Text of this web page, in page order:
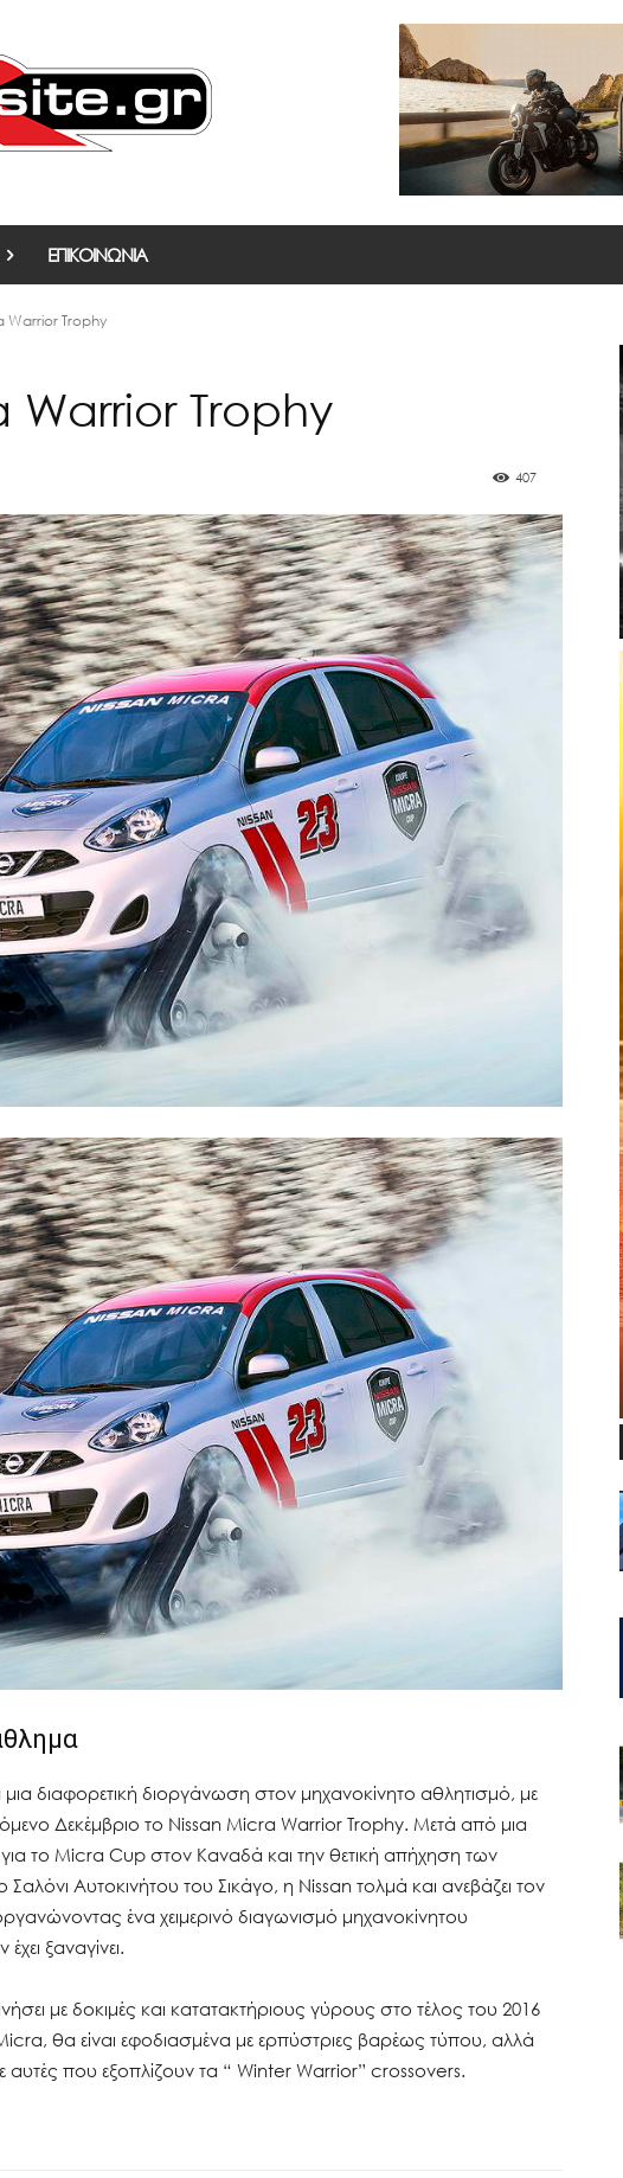
ΕΠΙΚΟΙΝΩΝΙΑ
Warrior Trophy
Warrior Trophy
407
μια διαφορετική διοργάνωση στον μηχανοκίνητο αθλητισμό, με
Δεκέμβριο το Nissan Micra Warrior Trophy. Μετά από μια
για το Micra Cup στον Καναδά και την θετική απήχηση των
Αυτοκινήτου του Σικάγο, η Nissan τολμά και ανεβάζει τον
ένα χειμερινό διαγωνισμό μηχανοκίνητου
ξαναγίνει.
με δοκιμές και κατατακτήριους γύρους στο τέλος του 2016
θα είναι εφοδιασμένα με ερπύστριες βαρέως τύπου, αλλά
αυτές που εξοπλίζουν τα “ Winter Warrior” crossovers.